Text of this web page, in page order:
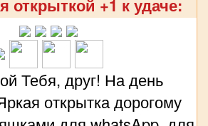
открыткой +1 к удаче:
Тебя, друг! На день
открытка дорогому